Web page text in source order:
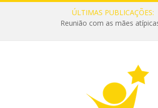
ÚLTIMAS PUBLICAÇÕES:
Reunião com as mães